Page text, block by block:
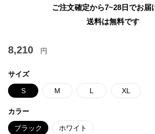
ご注文確定から7~28日でお届
送料は無料です
8,210 円
サイズ
S M L XL
カラー
ブラック ホワイト